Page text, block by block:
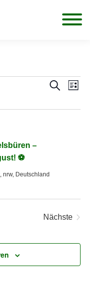
Suche
Liste
–
⚽
nrw, Deutschland
Nächste